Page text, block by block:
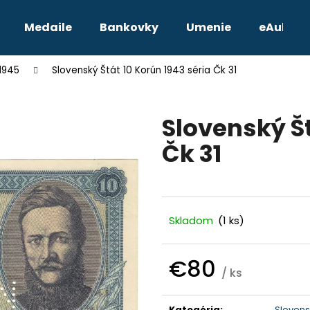
Medaile Bankovky Umenie eAukcie
Slovenský Štát 10 Korún 1943 séria Čk 31
Slovenský
Čk 31
Skladom (1 ks)
€80 / ks
Čo potrebujete nájsť?
HĽADAŤ
Odporúčame
PTOLEMAIOS VI. JOZEF II. 3